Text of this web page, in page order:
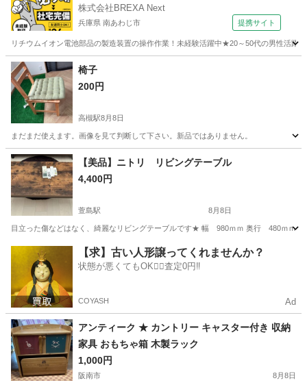
株式会社BREXA Next
兵庫県 南あわじ市 提携サイト
リチウムイオン電池部品の製造装置の操作作業！未経験活躍中★20～50代の男性活
兵庫 南あわじ市椅子
200円
高槻駅8月8日
まだまだ使えます。画像を見て判断して下さい。新品ではありません。
大阪 高槻市 高槻駅 椅子
【美品】ニトリ リビングテーブル
4,400円
萱島駅 8月8日
目立った傷などはなく、綺麗なリビングテーブルです★ 幅 980ｍｍ 奥行 480ｍ
萱島駅 テーブル
【求】古い人形譲ってくれませんか？
状態が悪くてもOK🙆‍♀️査定0円‼️
COYASH Ad
アンティーク ★ カントリー キャスター付き 収納
家具 おもちゃ箱 木製ラック
1,000円
阪南市 8月8日